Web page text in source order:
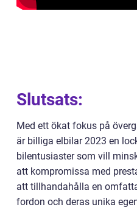
Slutsats:
Med ett ökat fokus på
är billiga elbilar 2023 en
bilentusiaster som vill
att kompromissa med
att tillhandahålla en
fordon och deras unika